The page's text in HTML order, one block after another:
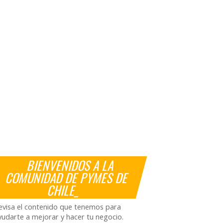
BIENVENIDOS A LA
COMUNIDAD DE PYMES DE
CHILE_
el contenido que tenemos para
a mejorar y hacer tu negocio.